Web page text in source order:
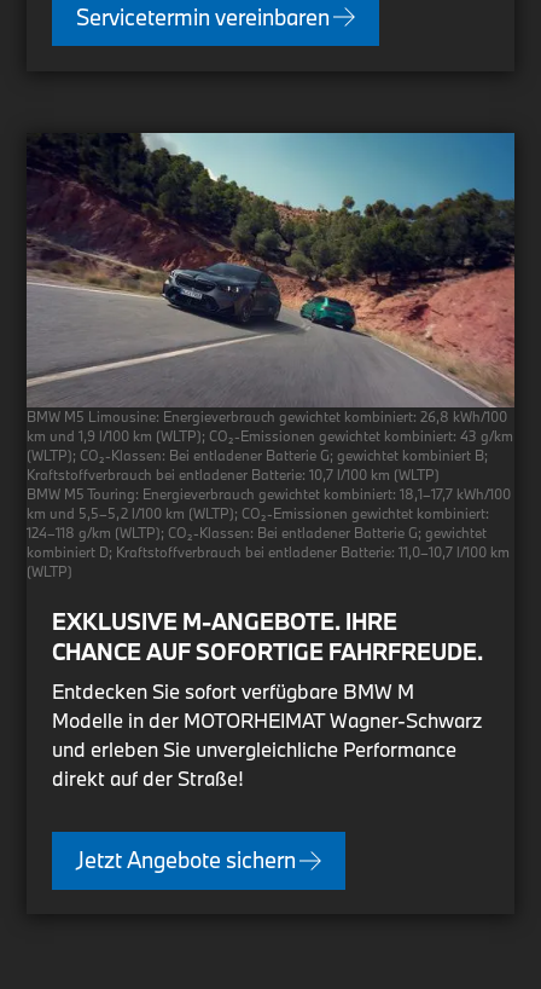
Servicetermin vereinbaren
BMW M5 Limousine: Energieverbrauch gewichtet kombiniert: 26,8 kWh/100
km und 1,9 l/100 km (WLTP); CO₂-Emissionen gewichtet kombiniert: 43 g/km
(WLTP); CO₂-Klassen: Bei entladener Batterie G; gewichtet kombiniert B;
Kraftstoffverbrauch bei entladener Batterie: 10,7 l/100 km (WLTP)
BMW M5 Touring: Energieverbrauch gewichtet kombiniert: 18,1–17,7 kWh/100
km und 5,5–5,2 l/100 km (WLTP); CO₂-Emissionen gewichtet kombiniert:
124–118 g/km (WLTP); CO₂-Klassen: Bei entladener Batterie G; gewichtet
kombiniert D; Kraftstoffverbrauch bei entladener Batterie: 11,0–10,7 l/100 km
(WLTP)
EXKLUSIVE M-ANGEBOTE. IHRE
CHANCE AUF SOFORTIGE FAHRFREUDE.
Entdecken Sie sofort verfügbare BMW M
Modelle in der MOTORHEIMAT Wagner-Schwarz
und erleben Sie unvergleichliche Performance
direkt auf der Straße!
Jetzt Angebote sichern